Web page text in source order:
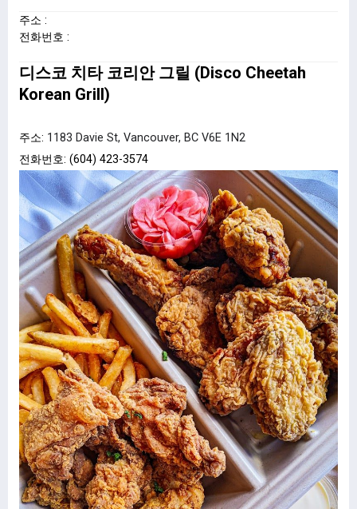
주소 :
전화번호 :
디스코 치타 코리안 그릴 (Disco Cheetah
Korean Grill)
주소: 1183 Davie St, Vancouver, BC V6E 1N2
전화번호: (604) 423-3574